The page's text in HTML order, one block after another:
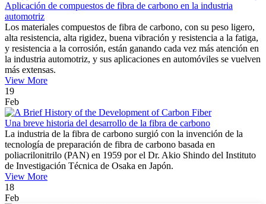
Aplicación de compuestos de fibra de carbono en la industria
automotriz
Los materiales compuestos de fibra de carbono, con su peso ligero,
alta resistencia, alta rigidez, buena vibración y resistencia a la fatiga,
y resistencia a la corrosión, están ganando cada vez más atención en
la industria automotriz, y sus aplicaciones en automóviles se vuelven
más extensas.
View More
19
Feb
Una breve historia del desarrollo de la fibra de carbono
La industria de la fibra de carbono surgió con la invención de la
tecnología de preparación de fibra de carbono basada en
poliacrilonitrilo (PAN) en 1959 por el Dr. Akio Shindo del Instituto
de Investigación Técnica de Osaka en Japón.
View More
18
Feb